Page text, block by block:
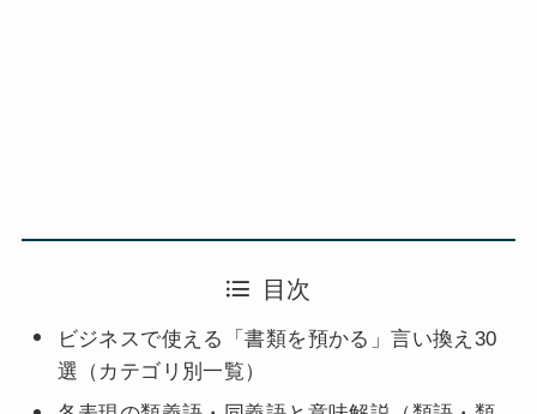
目次
ビジネスで使える「書類を預かる」言い換え30
選（カテゴリ別一覧）